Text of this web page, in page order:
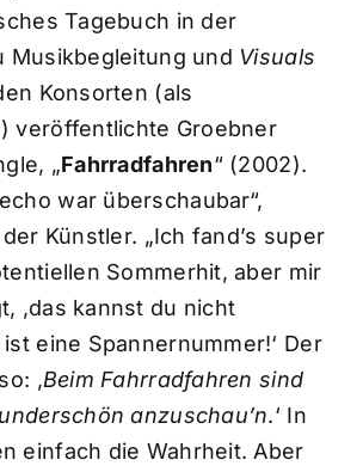
Tagebuch in der
Musikbegleitung und Visuals
Konsorten (als
veröffentlichte Groebner
„Fahrradfahren“ (2002).
war überschaubar“,
Künstler. „Ich fand’s super
Sommerhit, aber mir
,das kannst du nicht
eine Spannernummer!‘ Der
,Beim Fahrradfahren sind
anzuschau’n.‘ In
einfach die Wahrheit. Aber